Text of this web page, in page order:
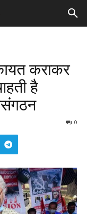
कराकर
है
0